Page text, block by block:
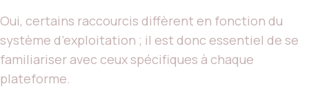
Oui, certains raccourcis diffèrent en fonction du
système d’exploitation ; il est donc essentiel de se
familiariser avec ceux spécifiques à chaque
plateforme.